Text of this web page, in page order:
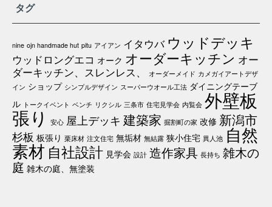
タグ
nine ojn handmade hut pitu アイアン イタウバ ウッドデッキ
ウッドロングエコ オーク オーダーキッチン オー
ダーキッチン、スレンレス、
オーダーメイド カメガイアートデザ
イン ショップ シンプルデザイン スーパーウオール工法 ダイニングテーブ
ル トークイベント ベンチ リクシル 三条市 住宅見学会 内覧会 外壁板
張り 安心 屋上デッキ 建築家 掘割町の家 改修 新潟市
杉板 板張り 栗床材 注文住宅 無垢材 無結露 狭小住宅 異人池 自然
素材 自社設計 見学会 設計 造作家具 長持ち 雑木の
庭 雑木の庭、無塗装